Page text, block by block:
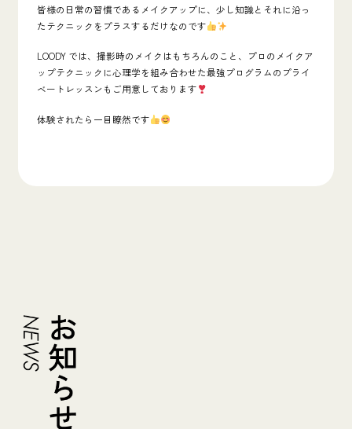
皆様の日常の習慣であるメイクアップに、 少し知識とそれに沿っ
たテクニックをプラスするだけなのです
LOODY では、撮影時のメイクはもちろんのこと、プロのメイクア
ップテクニックに心理学を組み合わせた最強プログラムのプライ
ベートレッスンもご用意しております
体験されたら一目瞭然です